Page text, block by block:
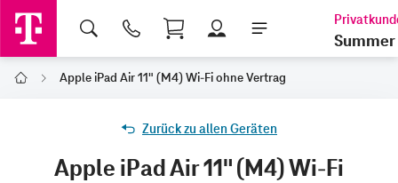
Shopping Cart
Summer
Home Apple iPad Air 11" (M4) Wi-Fi ohne Vertrag
Zurück zu allen Geräten
Apple iPad Air 11" (M4) Wi-Fi